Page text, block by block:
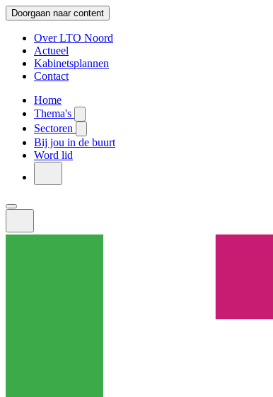
Doorgaan naar content
Over LTO Noord
Actueel
Kabinetsplannen
Contact
Home
Thema's
Sectoren
Bij jou in de buurt
Word lid